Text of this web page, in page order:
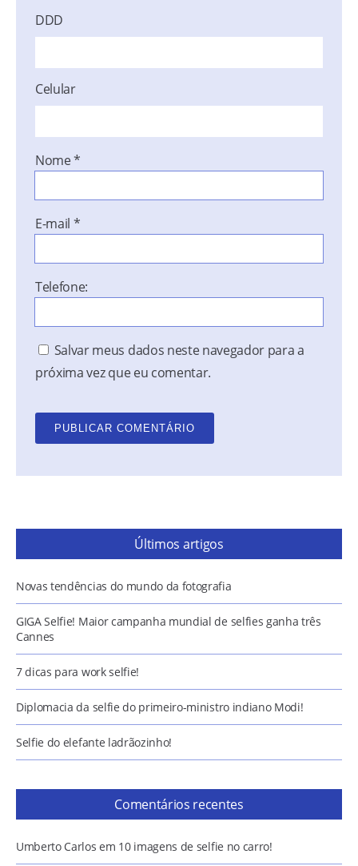
DDD
Celular
Nome*
E-mail *
Telefone:
Salvar meus dados neste navegador para a
próxima vez que eu comentar.
Últimos artigos
Novas tendências do mundo da fotografia
GIGA Selfie! Maior campanha mundial de selfies ganha três
Cannes
7 dicas para work selfie!
Diplomacia da selfie do primeiro-ministro indiano Modi!
Selfie do elefante ladrãozinho!
Comentários recentes
Umberto Carlos em 10 imagens de selfie no carro!